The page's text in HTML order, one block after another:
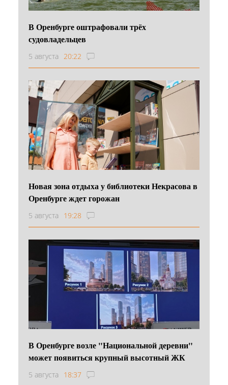
В Оренбурге оштрафовали трёх
судовладельцев
5 августа 20:22
Новая зона отдыха у библиотеки Некрасова в
Оренбурге ждет горожан
5 августа 19:28
В Оренбурге возле "Национальной деревни"
может появиться крупный высотный ЖК
5 августа 18:37